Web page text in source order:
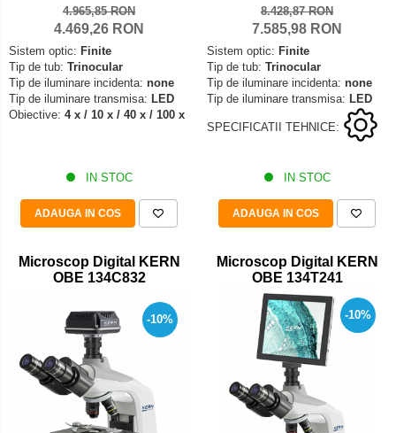
4.965,85 RON
4.469,26 RON
Sistem optic: Finite
Tip de tub: Trinocular
Tip de iluminare incidenta: none
Tip de iluminare transmisa: LED
Obiective: 4 x / 10 x / 40 x / 100 x
IN STOC
ADAUGA IN COS
8.428,87 RON
7.585,98 RON
Sistem optic: Finite
Tip de tub: Trinocular
Tip de iluminare incidenta: none
Tip de iluminare transmisa: LED
SPECIFICATII TEHNICE:
IN STOC
ADAUGA IN COS
Microscop Digital KERN
OBE 134C832
-10%
Microscop Digital KERN
OBE 134T241
-10%